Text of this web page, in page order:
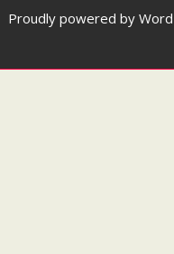
Proudly powered by